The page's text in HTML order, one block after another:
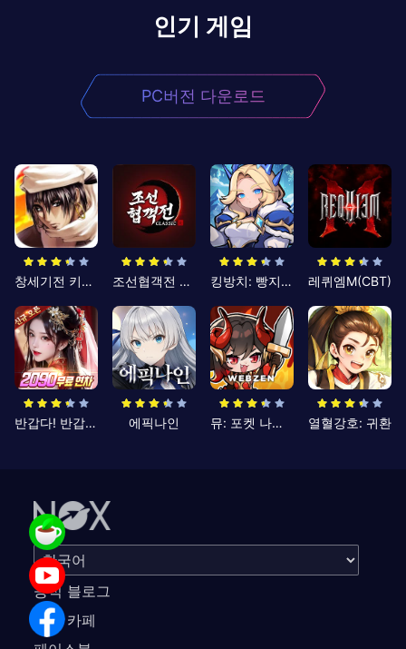
인기 게임
PC버전 다운로드
창세기전 키우기 조선협객전 클래식 킹방치: 빵지의 제왕 레퀴엠M(CBT)
반갑다! 반갑삼국지 에픽나인 뮤: 포켓 나이츠 열혈강호: 귀환
공식 블로그
공식 카페